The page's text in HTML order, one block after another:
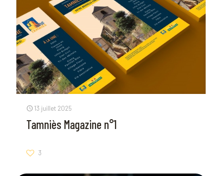
13 juillet 2025
Tamniès Magazine n°1
3